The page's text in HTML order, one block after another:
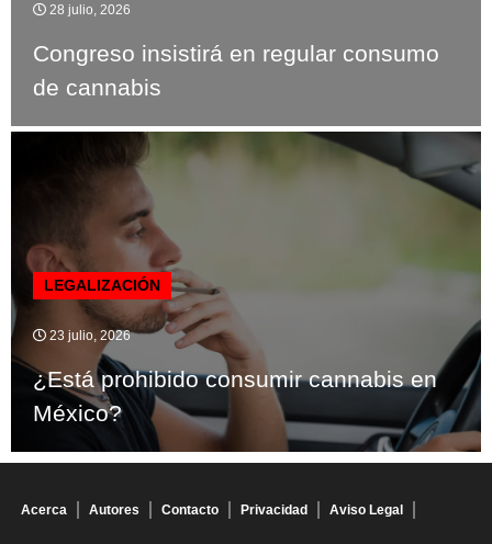
28 julio, 2026
Congreso insistirá en regular consumo
de cannabis
LEGALIZACIÓN
23 julio, 2026
¿Está prohibido consumir cannabis en
México?
Acerca Autores Contacto Privacidad Aviso Legal